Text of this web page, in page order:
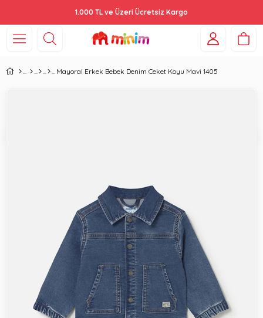
1.000 TL ve Üzeri Ücretsiz Kargo
Mayoral Erkek Bebek Denim Ceket Koyu Mavi 1405